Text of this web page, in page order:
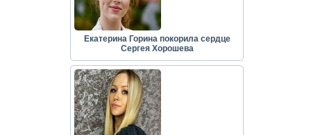
Екатерина Горина покорила сердце
Сергея Хорошева